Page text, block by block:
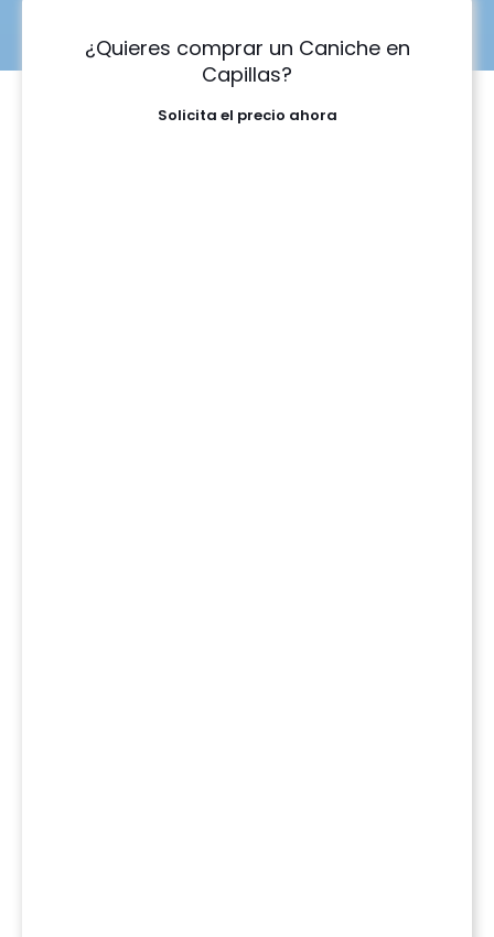
¿Quieres comprar un Caniche en
Capillas?
Solicita el precio ahora